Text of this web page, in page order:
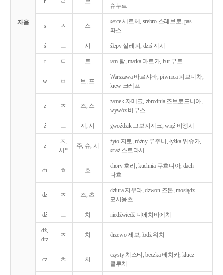
자음
r ㄹ 르
슈누르
s ㅅ 스
serce 세르체, srebro 스레브로, pas
파스
ś ㅡ 시 ślepy 실레피, dziś 지시
t ㅌ 트 tam 탐, matka 마트카, but 부트
w ㅂ 브, 프
Warszawa 바르샤바, piwnica 피브니차,
krew 크레프
z ㅈ 즈, 스
zamek 자메크, zbrodnia 즈브로드니아,
wywóz 비부스
ź ㅡ 지, 시 gwoździk 그보지지크, więź 비엥시
ż
ㅈ,
시*
주, 슈, 시
żyto 지토, różny 루주니, łyżka 위슈카,
straż 스트라시
ch ㅎ 흐
chory 호리, kuchnia 쿠흐니아, dach
다흐
dz ㅈ 즈, 츠
dziura 지우라, dzwon 즈본, mosiądz
모시옹츠
dź ㅡ 치 niedźwiedź 니에치비에치
dż,
drz
ㅈ 치 drzewo 제보, łodż 워치
cz ㅊ 치
czysty 치스티, beczka 베치카, klucz
클루치